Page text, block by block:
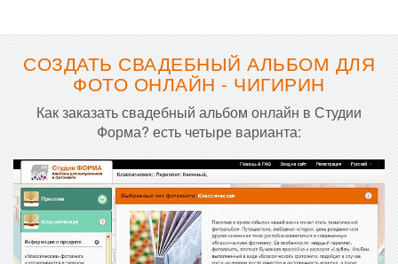
СОЗДАТЬ СВАДЕБНЫЙ АЛЬБОМ ДЛЯ
ФОТО ОНЛАЙН - ЧИГИРИН
Как заказать свадебный альбом онлайн в Студии
Форма? есть четыре варианта: